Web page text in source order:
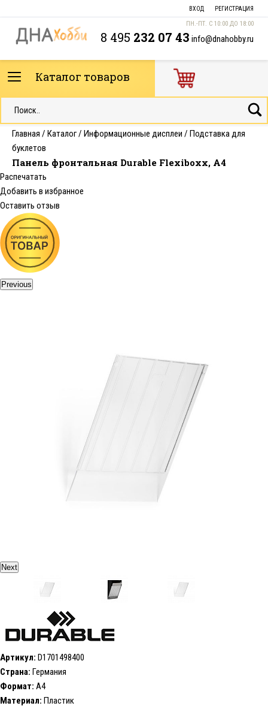
ВХОД РЕГИСТРАЦИЯ
ПН.-ПТ. С 10:00 ДО 18:00
8 495 232 07 43 info@dnahobby.ru
Каталог товаров
Главная / Каталог/ Информационные дисплеи / Подставка для
буклетов
Панель фронтальная Durable Flexiboxx, A4
Распечатать
Добавить в избранное
Оставить отзыв
Previous
Next
Артикул: D1701498400
Страна: Германия
Формат: А4
Материал: Пластик